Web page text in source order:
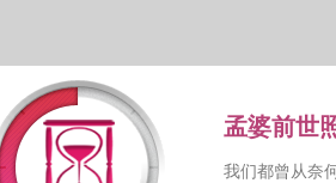
孟婆前世
我们都曾从奈